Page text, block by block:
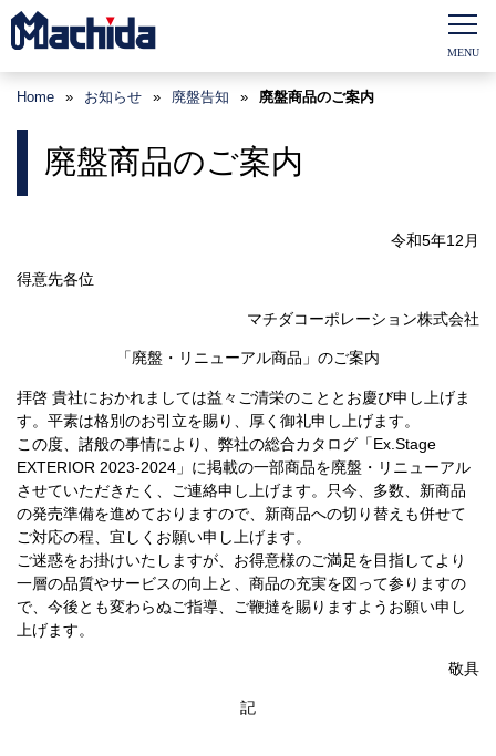
Home » お知らせ » 廃盤告知 » 廃盤商品のご案内
廃盤商品のご案内
令和5年12月
得意先各位
マチダコーポレーション株式会社
「廃盤・リニューアル商品」のご案内
拝啓 貴社におかれましては益々ご清栄のこととお慶び申し上げま
す。平素は格別のお引立を賜り、厚く御礼申し上げます。
この度、諸般の事情により、弊社の総合カタログ「Ex.Stage
EXTERIOR 2023-2024」に掲載の一部商品を廃盤・リニューアル
させていただきたく、ご連絡申し上げます。只今、多数、新商品
の発売準備を進めておりますので、新商品への切り替えも併せて
ご対応の程、宜しくお願い申し上げます。
ご迷惑をお掛けいたしますが、お得意様のご満足を目指してより
一層の品質やサービスの向上と、商品の充実を図って参りますの
で、今後とも変わらぬご指導、ご鞭撻を賜りますようお願い申し
上げます。
敬具
記